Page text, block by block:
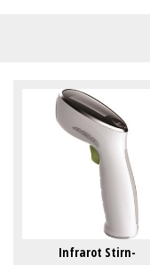
Infrarot Stirn-